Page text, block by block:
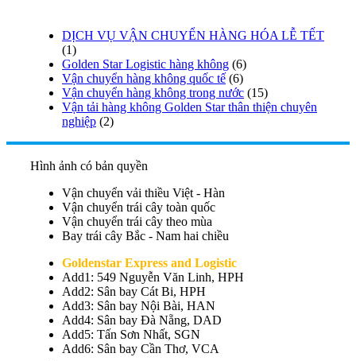
DỊCH VỤ VẬN CHUYỂN HÀNG HÓA LỄ TẾT
(1)
Golden Star Logistic hàng không (6)
Vận chuyển hàng không quốc tế (6)
Vận chuyển hàng không trong nước (15)
Vận tải hàng không Golden Star thân thiện chuyên
nghiệp (2)
Hình ảnh có bản quyền
Vận chuyển vải thiều Việt - Hàn
Vận chuyển trái cây toàn quốc
Vận chuyển trái cây theo mùa
Bay trái cây Bắc - Nam hai chiều
Goldenstar Express and Logistic
Add1: 549 Nguyễn Văn Linh, HPH
Add2: Sân bay Cát Bi, HPH
Add3: Sân bay Nội Bài, HAN
Add4: Sân bay Đà Nẵng, DAD
Add5: Tấn Sơn Nhất, SGN
Add6: Sân bay Cần Thơ, VCA